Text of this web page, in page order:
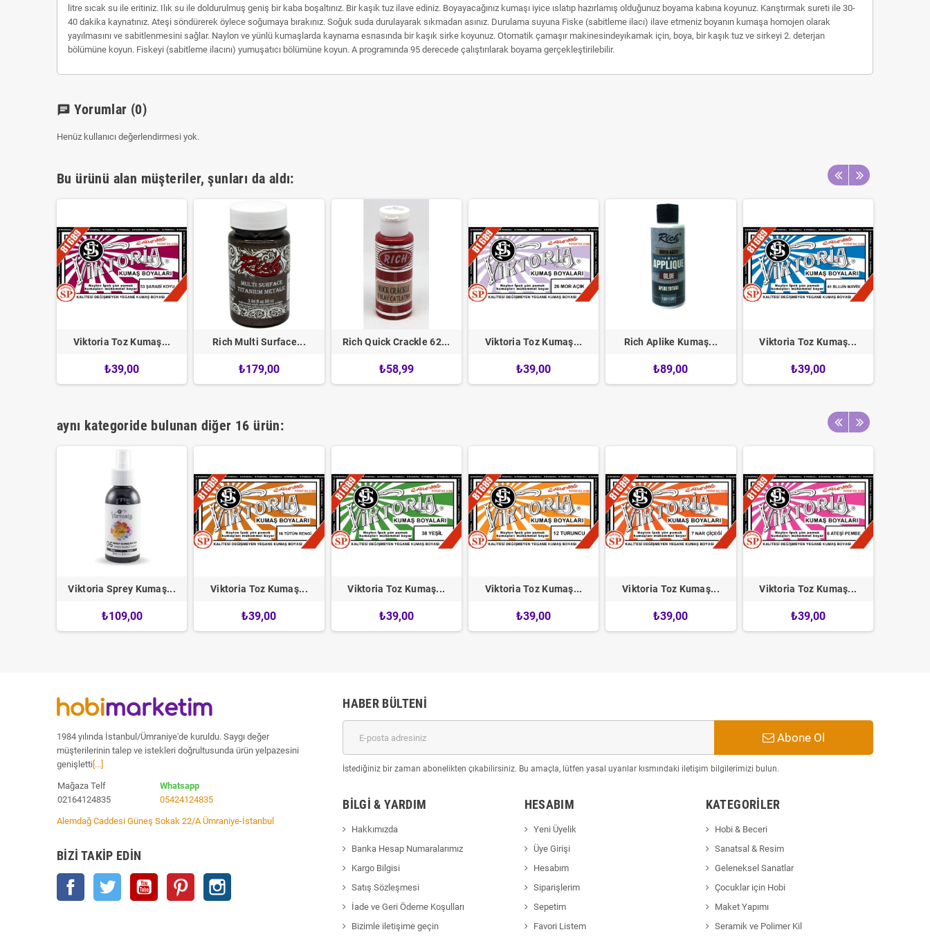
litre sıcak su ile eritiniz. Ilık su ile doldurulmuş geniş bir kaba boşaltınız. Bir kaşık tuz ilave ediniz. Boyayacağınız kumaşı iyice ıslatıp hazırlamış olduğunuz boyama kabına koyunuz. Karıştırmak sureti ile 30-
40 dakika kaynatınız. Ateşi söndürerek öylece soğumaya bırakınız. Soğuk suda durulayarak sıkmadan asınız. Durulama suyuna Fiske (sabitleme ilacı) ilave etmeniz boyanın kumaşa homojen olarak
yayılmasını ve sabitlenmesini sağlar. Naylon ve yünlü kumaşlarda kaynama esnasında bir kaşık sirke koyunuz. Otomatik çamaşır makinesindeyıkamak için, boya, bir kaşık tuz ve sirkeyi 2. deterjan
bölümüne koyun. Fiskeyi (sabitleme ilacını) yumuşatıcı bölümüne koyun. A programında 95 derecede çalıştırılarak boyama gerçekleştirilebilir.
chat Yorumlar (0)
Henüz kullanıcı değerlendirmesi yok.
Bu ürünü alan müşteriler, şunları da aldı:
Viktoria Toz Kumaş...
₺39,00
Rich Multi Surface...
₺179,00
Rich Quick Crackle 62...
₺58,99
Viktoria Toz Kumaş...
₺39,00
Rich Aplike Kumaş...
₺89,00
Viktoria Toz Kumaş...
₺39,00
aynı kategoride bulunan diğer 16 ürün:
Viktoria Sprey Kumaş...
₺109,00
Viktoria Toz Kumaş...
₺39,00
Viktoria Toz Kumaş...
₺39,00
Viktoria Toz Kumaş...
₺39,00
Viktoria Toz Kumaş...
₺39,00
Viktoria Toz Kumaş...
₺39,00
1984 yılında İstanbul/Ümraniye'de kuruldu. Saygı değer
müşterilerinin talep ve istekleri doğrultusunda ürün yelpazesini
genişletti [...]
Mağaza Telf
02164124835
Whatsapp
05424124835
Alemdağ Caddesi Güneş Sokak 22/A Ümraniye-İstanbul
BIZI TAKIP EDIN
Facebook Twitter YouTube Pinterest
HABER BÜLTENI
Abone Ol
İstediğiniz bir zaman abonelikten çıkabilirsiniz. Bu amaçla, lütfen yasal uyarılar kısmındaki iletişim bilgilerimizi bulun.
BILGI & YARDIM
Hakkımızda
Banka Hesap Numaralarımız
Kargo Bilgisi
Satış Sözleşmesi
İade ve Geri Ödeme Koşulları
Bizimle iletişime geçin
HESABIM
Yeni Üyelik
Üye Girişi
Hesabım
Siparişlerim
Sepetim
Favori Listem
KATEGORILER
Hobi & Beceri
Sanatsal & Resim
Geleneksel Sanatlar
Çocuklar için Hobi
Maket Yapımı
Seramik ve Polimer Kil